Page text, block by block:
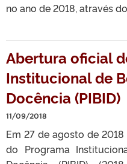
no ano de 2018, através
Abertura oficial
Institucional de
Docência (PIBID)
11/09/2018
Em 27 de agosto de
do Programa